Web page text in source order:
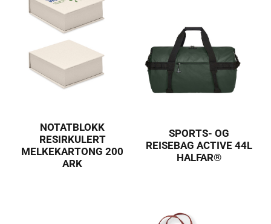
NOTATBLOKK
RESIRKULERT
MELKEKARTONG 200
ARK
SPORTS- OG
REISEBAG ACTIVE 44L
HALFAR®